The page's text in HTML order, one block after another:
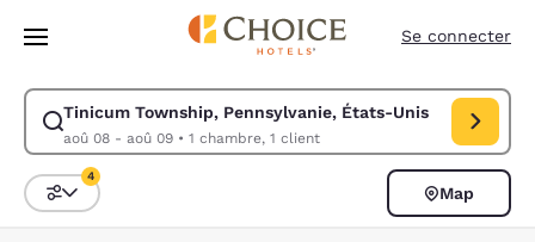
Sauter à Contenu Principal
Se connecter
Tinicum Township, Pennsylvanie, États-Unis
aoû 08 - aoû 09• 1 chambre, 1 client
Modifier la recherche pour Tinicum Township, Pennsylvanie, États-
Triez et filtrez
4
Map